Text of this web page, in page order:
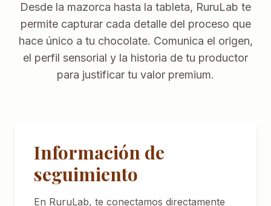
Desde la mazorca hasta la tableta, RuruLab te
permite capturar cada detalle del proceso que
hace único a tu chocolate. Comunica el origen,
el perfil sensorial y la historia de tu productor
para justificar tu valor premium.
Información de
seguimiento
En RuruLab, te conectamos directamente